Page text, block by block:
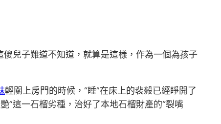
傻兒子難道不知道，就算是這樣，作為一個為孩子
輕關上房門的時候，“睡”在床上的裴毅已經睜開了
”這一石榴劣種，治好了本地石榴財產的“裂嘴